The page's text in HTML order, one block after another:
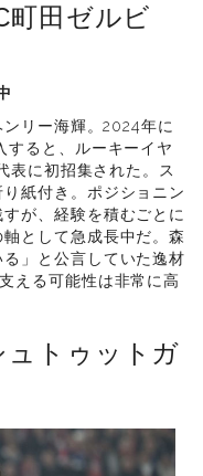
町田ゼルビ
リー海輝。2024年に
すると、ルーキーイヤ
表に初招集された。ス
紙付き。ポジショニン
が、経験を積むごとに
として急成長中だ。森
」と公言していた逸材
える可能性は非常に高
トゥットガ